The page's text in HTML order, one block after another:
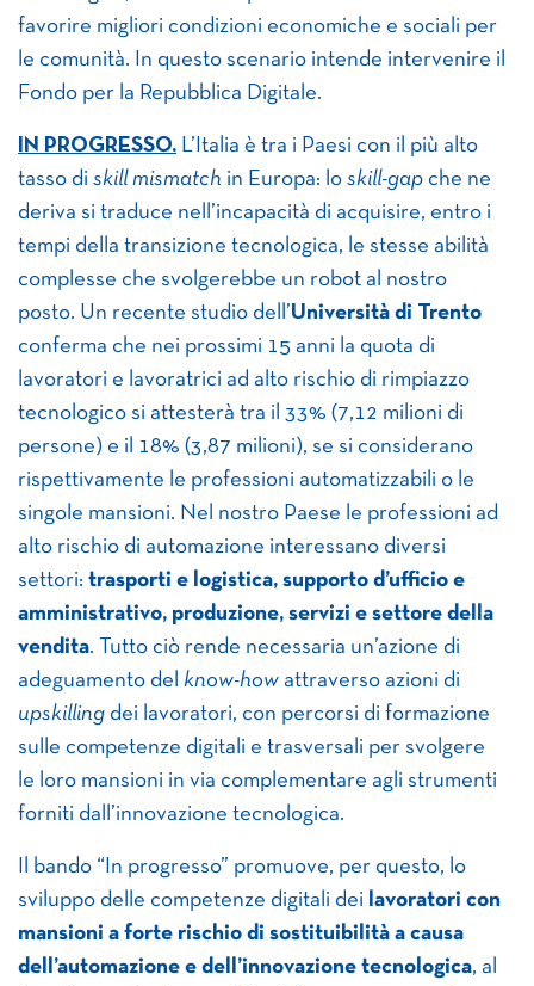
favorire migliori condizioni economiche e sociali per
le comunità. In questo scenario intende intervenire il
Fondo per la Repubblica Digitale.
IN PROGRESSO. L’Italia è tra i Paesi con il più alto
tasso di skill mismatch in Europa: lo skill-gap che ne
deriva si traduce nell’incapacità di acquisire, entro i
tempi della transizione tecnologica, le stesse abilità
complesse che svolgerebbe un robot al nostro
posto. Un recente studio dell’Università di Trento
conferma che nei prossimi 15 anni la quota di
lavoratori e lavoratrici ad alto rischio di rimpiazzo
tecnologico si attesterà tra il 33% (7,12 milioni di
persone) e il 18% (3,87 milioni), se si considerano
rispettivamente le professioni automatizzabili o le
singole mansioni. Nel nostro Paese le professioni ad
alto rischio di automazione interessano diversi
settori: trasporti e logistica, supporto d’ufficio e
amministrativo, produzione, servizi e settore della
vendita. Tutto ciò rende necessaria un’azione di
adeguamento del know-how attraverso azioni di
upskilling dei lavoratori, con percorsi di formazione
sulle competenze digitali e trasversali per svolgere
le loro mansioni in via complementare agli strumenti
forniti dall’innovazione tecnologica.
Il bando “In progresso” promuove, per questo, lo
sviluppo delle competenze digitali dei lavoratori con
mansioni a forte rischio di sostituibilità a causa
dell’automazione e dell’innovazione tecnologica, al